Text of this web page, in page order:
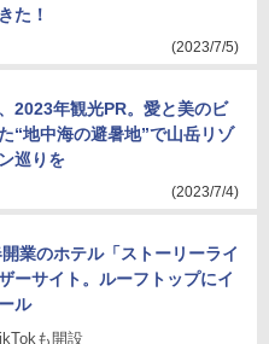
た！
(2023/7/5)
2023年観光PR。愛と美のビ
“地中海の避暑地”で山岳リゾ
巡りを
(2023/7/4)
業のホテル「ストーリーライ
ーサイト。ルーフトップにイ
ル
も開設